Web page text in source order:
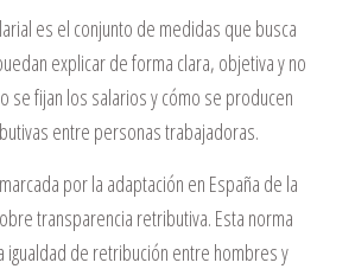
es el conjunto de medidas que busca
explicar de forma clara, objetiva y no
se fijan los salarios y cómo se producen
entre personas trabajadoras.
por la adaptación en España de la
transparencia retributiva. Esta norma
de retribución entre hombres y